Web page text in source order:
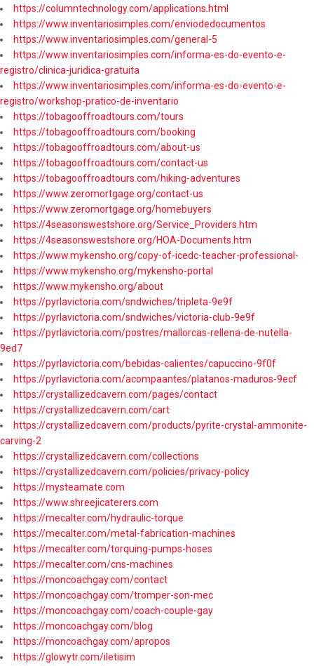
https://columntechnology.com/applications.html
https://www.inventariosimples.com/enviodedocumentos
https://www.inventariosimples.com/general-5
https://www.inventariosimples.com/informa-es-do-evento-e-
registro/clinica-juridica-gratuita
https://www.inventariosimples.com/informa-es-do-evento-e-
registro/workshop-pratico-de-inventario
https://tobagooffroadtours.com/tours
https://tobagooffroadtours.com/booking
https://tobagooffroadtours.com/about-us
https://tobagooffroadtours.com/contact-us
https://tobagooffroadtours.com/hiking-adventures
https://www.zeromortgage.org/contact-us
https://www.zeromortgage.org/homebuyers
https://4seasonswestshore.org/Service_Providers.htm
https://4seasonswestshore.org/HOA-Documents.htm
https://www.mykensho.org/copy-of-icedc-teacher-professional-
https://www.mykensho.org/mykensho-portal
https://www.mykensho.org/about
https://pyrlavictoria.com/sndwiches/tripleta-9e9f
https://pyrlavictoria.com/sndwiches/victoria-club-9e9f
https://pyrlavictoria.com/postres/mallorcas-rellena-de-nutella-
9ed7
https://pyrlavictoria.com/bebidas-calientes/capuccino-9f0f
https://pyrlavictoria.com/acompaantes/platanos-maduros-9ecf
https://crystallizedcavern.com/pages/contact
https://crystallizedcavern.com/cart
https://crystallizedcavern.com/products/pyrite-crystal-ammonite-
carving-2
https://crystallizedcavern.com/collections
https://crystallizedcavern.com/policies/privacy-policy
https://mysteamate.com
https://www.shreejicaterers.com
https://mecalter.com/hydraulic-torque
https://mecalter.com/metal-fabrication-machines
https://mecalter.com/torquing-pumps-hoses
https://mecalter.com/cns-machines
https://moncoachgay.com/contact
https://moncoachgay.com/tromper-son-mec
https://moncoachgay.com/coach-couple-gay
https://moncoachgay.com/blog
https://moncoachgay.com/apropos
https://glowytr.com/iletisim